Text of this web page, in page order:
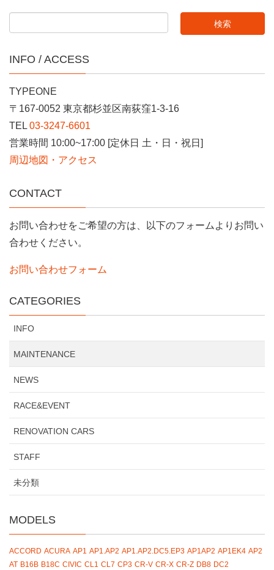
INFO / ACCESS
TYPEONE
〒167-0052 東京都杉並区南荻窪1-3-16
TEL 03-3247-6601
営業時間 10:00~17:00 [定休日 土・日・祝日]
周辺地図・アクセス
CONTACT
お問い合わせをご希望の方は、以下のフォームよりお問い
合わせください。
お問い合わせフォーム
CATEGORIES
INFO
MAINTENANCE
NEWS
RACE&EVENT
RENOVATION CARS
STAFF
未分類
MODELS
ACCORD ACURA AP1 AP1.AP2 AP1.AP2.DC5.EP3 AP1AP2 AP1EK4 AP2
AT B16B B18C CIVIC CL1 CL7 CP3 CR-V CR-X CR-Z DB8 DC2